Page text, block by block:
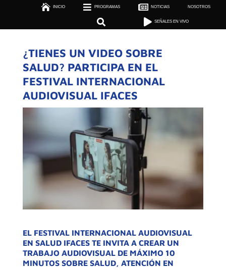
 INICIO  PROGRAMAS  NOTICIAS NOSOTROS
  SEÑALES EN VIVO
  SEÑALES EN VIVO
¿TIENES UN VIDEO SOBRE
SALUD? PARTICIPA EN EL
FESTIVAL INTERNACIONAL
AUDIOVISUAL IFACES
EL FESTIVAL INTERNACIONAL AUDIOVISUAL
EN SALUD IFACES TE INVITA A CREAR UN
TRABAJO AUDIOVISUAL DE MÁXIMO 10
MINUTOS SOBRE SALUD, ATENCIÓN EN